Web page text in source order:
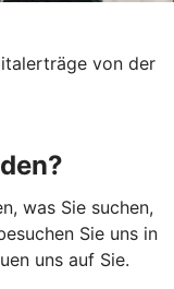
von der
was Sie suchen,
Sie uns in
uns auf Sie.